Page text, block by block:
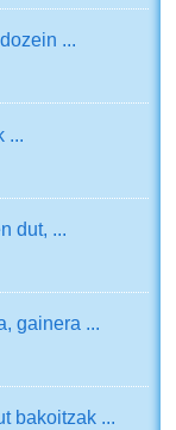
...
dut, ...
gainera ...
bakoitzak ...